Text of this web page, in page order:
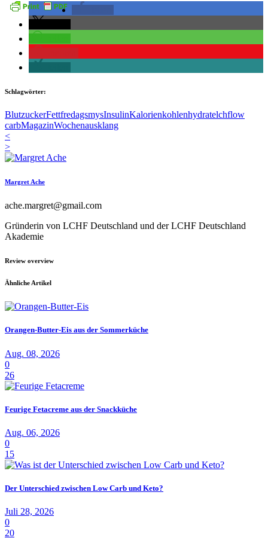
Schlagwörter:
BlutzuckerFettfredagsmysInsulinKalorienkohlenhydratelchflow
carbMagazinWochenausklang
<
>
Margret Ache
ache.margret@gmail.com
Gründerin von LCHF Deutschland und der LCHF Deutschland
Akademie
Review overview
Ähnliche Artikel
Orangen-Butter-Eis aus der Sommerküche
Aug. 08, 2026
0
26
Feurige Fetacreme aus der Snackküche
Aug. 06, 2026
0
15
Der Unterschied zwischen Low Carb und Keto?
Juli 28, 2026
0
20